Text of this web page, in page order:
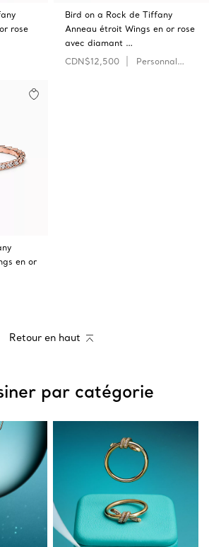
rose
Bird on a Rock de Tiffany
Anneau étroit Wings en or rose
avec diamant …
CDN$12,500
Personnaliser
en or
Retour en haut
par catégorie